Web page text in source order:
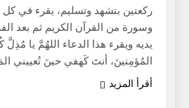
ركعتين بتشهد وتسليم، يقرء في
وسورة من القرآن الكريم ثم بعد
يديه ويقرء هذا الدعاء اللهُمَّ يا مُذِلَّ
المُؤمِنينَ، أنتَ كَهفي حينَ تُعييني
أقرأ المزيد